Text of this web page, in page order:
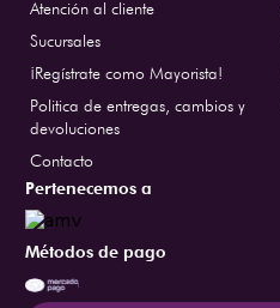
Atención al cliente
Sucursales
¡Regístrate como Mayorista!
Politica de entregas, cambios y
devoluciones
Contacto
Pertenecemos a
Métodos de pago